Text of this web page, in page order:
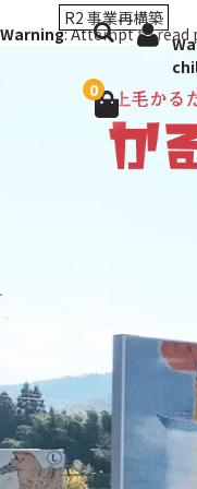
Warning: Attempt to
R2 事業再構築
0